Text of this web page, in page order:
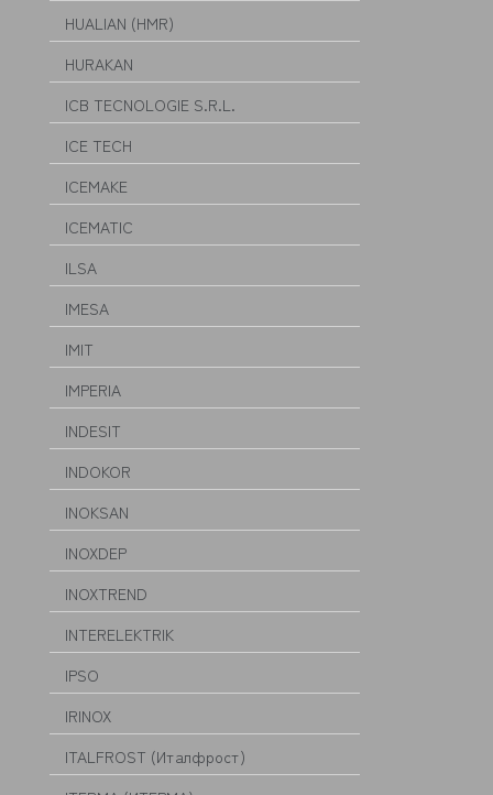
HUALIAN (HMR)
HURAKAN
ICB TECNOLOGIE S.R.L.
ICE TECH
ICEMAKE
ICEMATIC
ILSA
IMESA
IMIT
IMPERIA
INDESIT
INDOKOR
INOKSAN
INOXDEP
INOXTREND
INTERELEKTRIK
IPSO
IRINOX
ITALFROST (Италфрост)